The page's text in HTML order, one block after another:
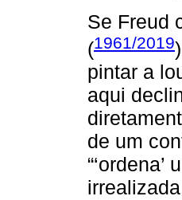
Se Freud
(1961/2019
pintar a
aqui
de um